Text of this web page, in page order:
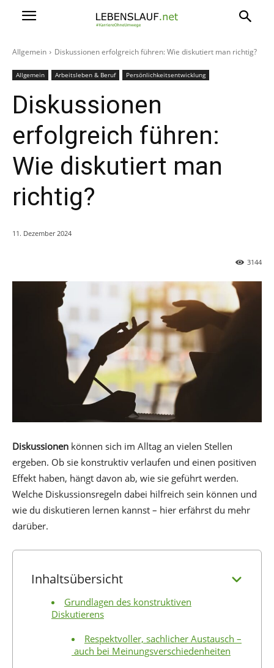
Allgemein Diskussionen erfolgreich führen: Wie diskutiert man richtig?
Allgemein Arbeitsleben & Beruf Persönlichkeitsentwicklung
Diskussionen
erfolgreich führen:
Wie diskutiert man
richtig?
11. Dezember 2024
3144
Diskussionen können sich im Alltag an vielen Stellen
ergeben. Ob sie konstruktiv verlaufen und einen positiven
Effekt haben, hängt davon ab, wie sie geführt werden.
Welche Diskussionsregeln dabei hilfreich sein können und
wie du diskutieren lernen kannst – hier erfährst du mehr
darüber.
Inhaltsübersicht
Grundlagen des konstruktiven
Diskutierens
Respektvoller, sachlicher Austausch –
auch bei Meinungsverschiedenheiten